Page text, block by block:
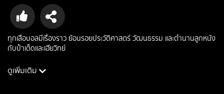
ทุกเสื้อบอลมีเรื่องราว ย้อนรอยประวัติศาสตร์ วัฒนธรรม และตำนานลูกหนัง
กับป๋าเต็ดและเฮียวิทย์
นักแสดง: ยุทธนา บุญอ้อม, ดร.วิทย์ สิทธิเวคิน
ดูเพิ่มเติม